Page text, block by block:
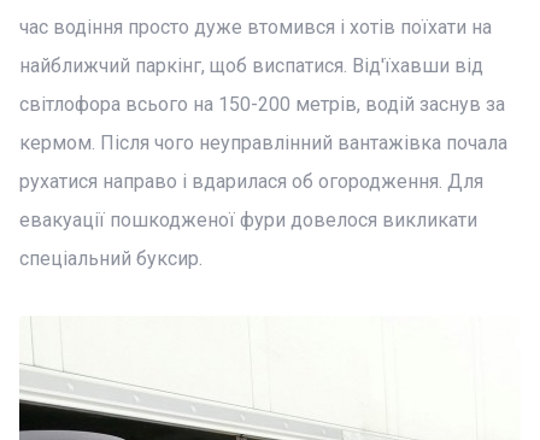
час водіння просто дуже втомився і хотів поїхати на
найближчий паркінг, щоб виспатися. Від'їхавши від
світлофора всього на 150-200 метрів, водій заснув за
кермом. Після чого неуправлінний вантажівка почала
рухатися направо і вдарилася об огородження. Для
евакуації пошкодженої фури довелося викликати
спеціальний буксир.